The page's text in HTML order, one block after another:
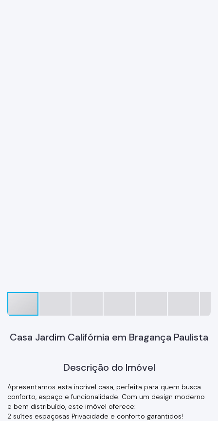
Casa Jardim Califórnia em Bragança Paulista
Descrição do Imóvel
Apresentamos esta incrível casa, perfeita para quem busca
conforto, espaço e funcionalidade. Com um design moderno
e bem distribuído, este imóvel oferece:
2 suítes espaçosas Privacidade e conforto garantidos!